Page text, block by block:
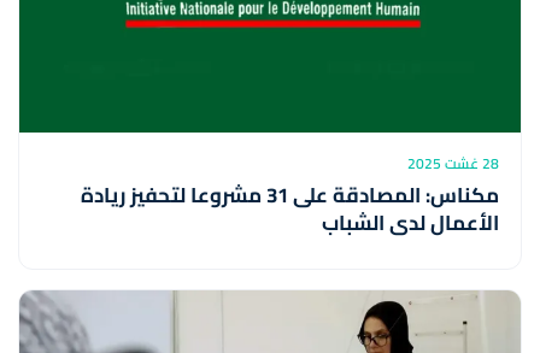
28 غشت 2025
مكناس: المصادقة على 31 مشروعا لتحفيز ريادة
الأعمال لدى الشباب